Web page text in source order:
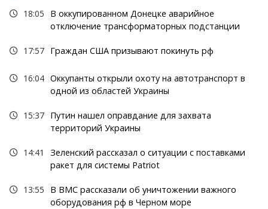
18:05
В оккупированном Донецке аварийное
отключение трансформаторных подстанции
17:57 Граждан США призывают покинуть рф
16:04 Оккупанты открыли охоту на автотранспорт в
одной из областей Украины
15:37 Путин нашел оправдание для захвата
территорий Украины
14:41
Зеленский рассказал о ситуации с поставками
ракет для системы Patriot
13:55
В ВМС рассказали об уничтожении важного
оборудования рф в Черном море